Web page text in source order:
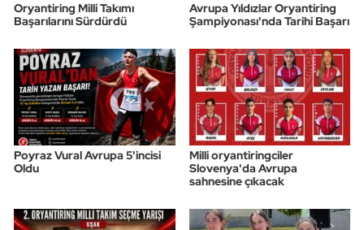
Oryantiring Milli Takımı
Başarılarını Sürdürdü
Avrupa Yıldızlar Oryantiring
Şampiyonası'nda Tarihi Başarı
Poyraz Vural Avrupa 5'incisi
Oldu
Milli oryantiringciler
Slovenya'da Avrupa
sahnesine çıkacak